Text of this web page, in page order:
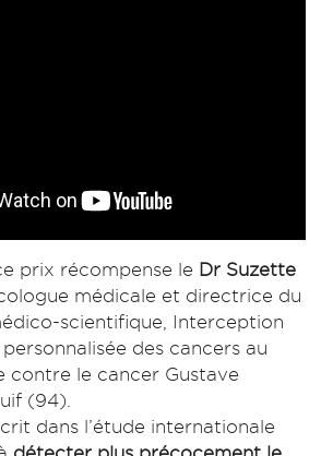
prix récompense le Dr Suzette
médicale et directrice du
scientifique, Interception
des cancers au
contre le cancer Gustave
(94).
dans l’étude internationale